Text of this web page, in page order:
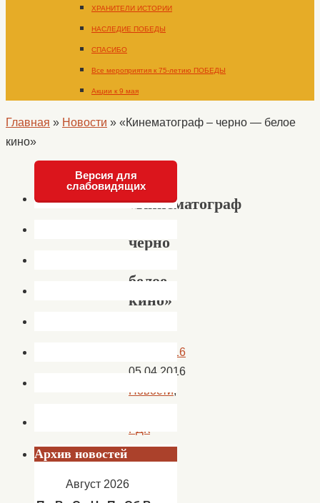
ХРАНИТЕЛИ ИСТОРИИ
НАСЛЕДИЕ ПОБЕДЫ
СПАСИБО
Все мероприятия к 75-летию ПОБЕДЫ
Акции к 9 мая
Главная » Новости » «Кинематограф – черно — белое
кино»
«Кинематограф
черно
белое
кино»
05.04.2016
05.04.2016
Новости,
РДК
год
Версия для
слабовидящих
Архив новостей
Август 2026